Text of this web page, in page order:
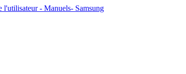
- Manuels- Samsung